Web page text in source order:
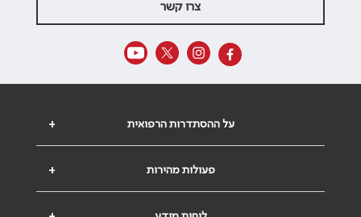
צרו קשר
+ על ההסתדרות הרפואית
+ פעולות מהירות